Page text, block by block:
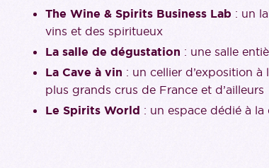
The Wine & Spirits Business Lab : un
vins et des spiritueux
La salle de dégustation : une salle
La Cave à vin : un cellier d’exposition
plus grands crus de France et d’ailleurs
Le Spirits World : un espace dédié à